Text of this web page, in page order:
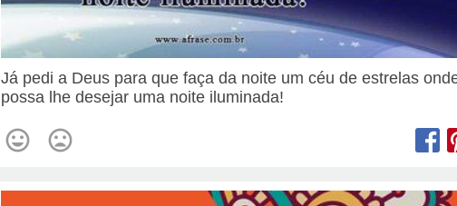
Já pedi a Deus para que faça da noite um céu de estrelas
possa lhe desejar uma noite iluminada!